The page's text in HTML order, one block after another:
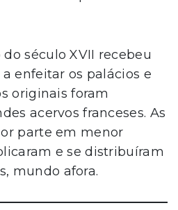
século XVII recebeu
enfeitar os palácios e
originais foram
acervos franceses. As
parte em menor
e se distribuíram
mundo afora.